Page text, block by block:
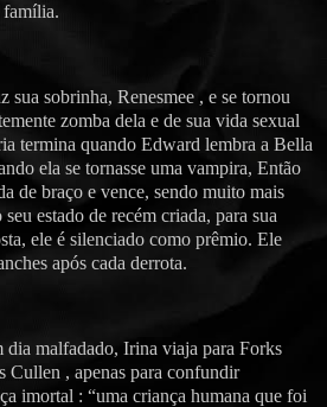
família.
sua sobrinha, Renesmee , e se tornou
zomba dela e de sua vida sexual
termina quando Edward lembra a Bella
ela se tornasse uma vampira, Então
de braço e vence, sendo muito mais
estado de recém criada, para sua
ele é silenciado como prêmio. Ele
após cada derrota.
dia malfadado, Irina viaja para Forks
Cullen , apenas para confundir
imortal : “uma criança humana que foi